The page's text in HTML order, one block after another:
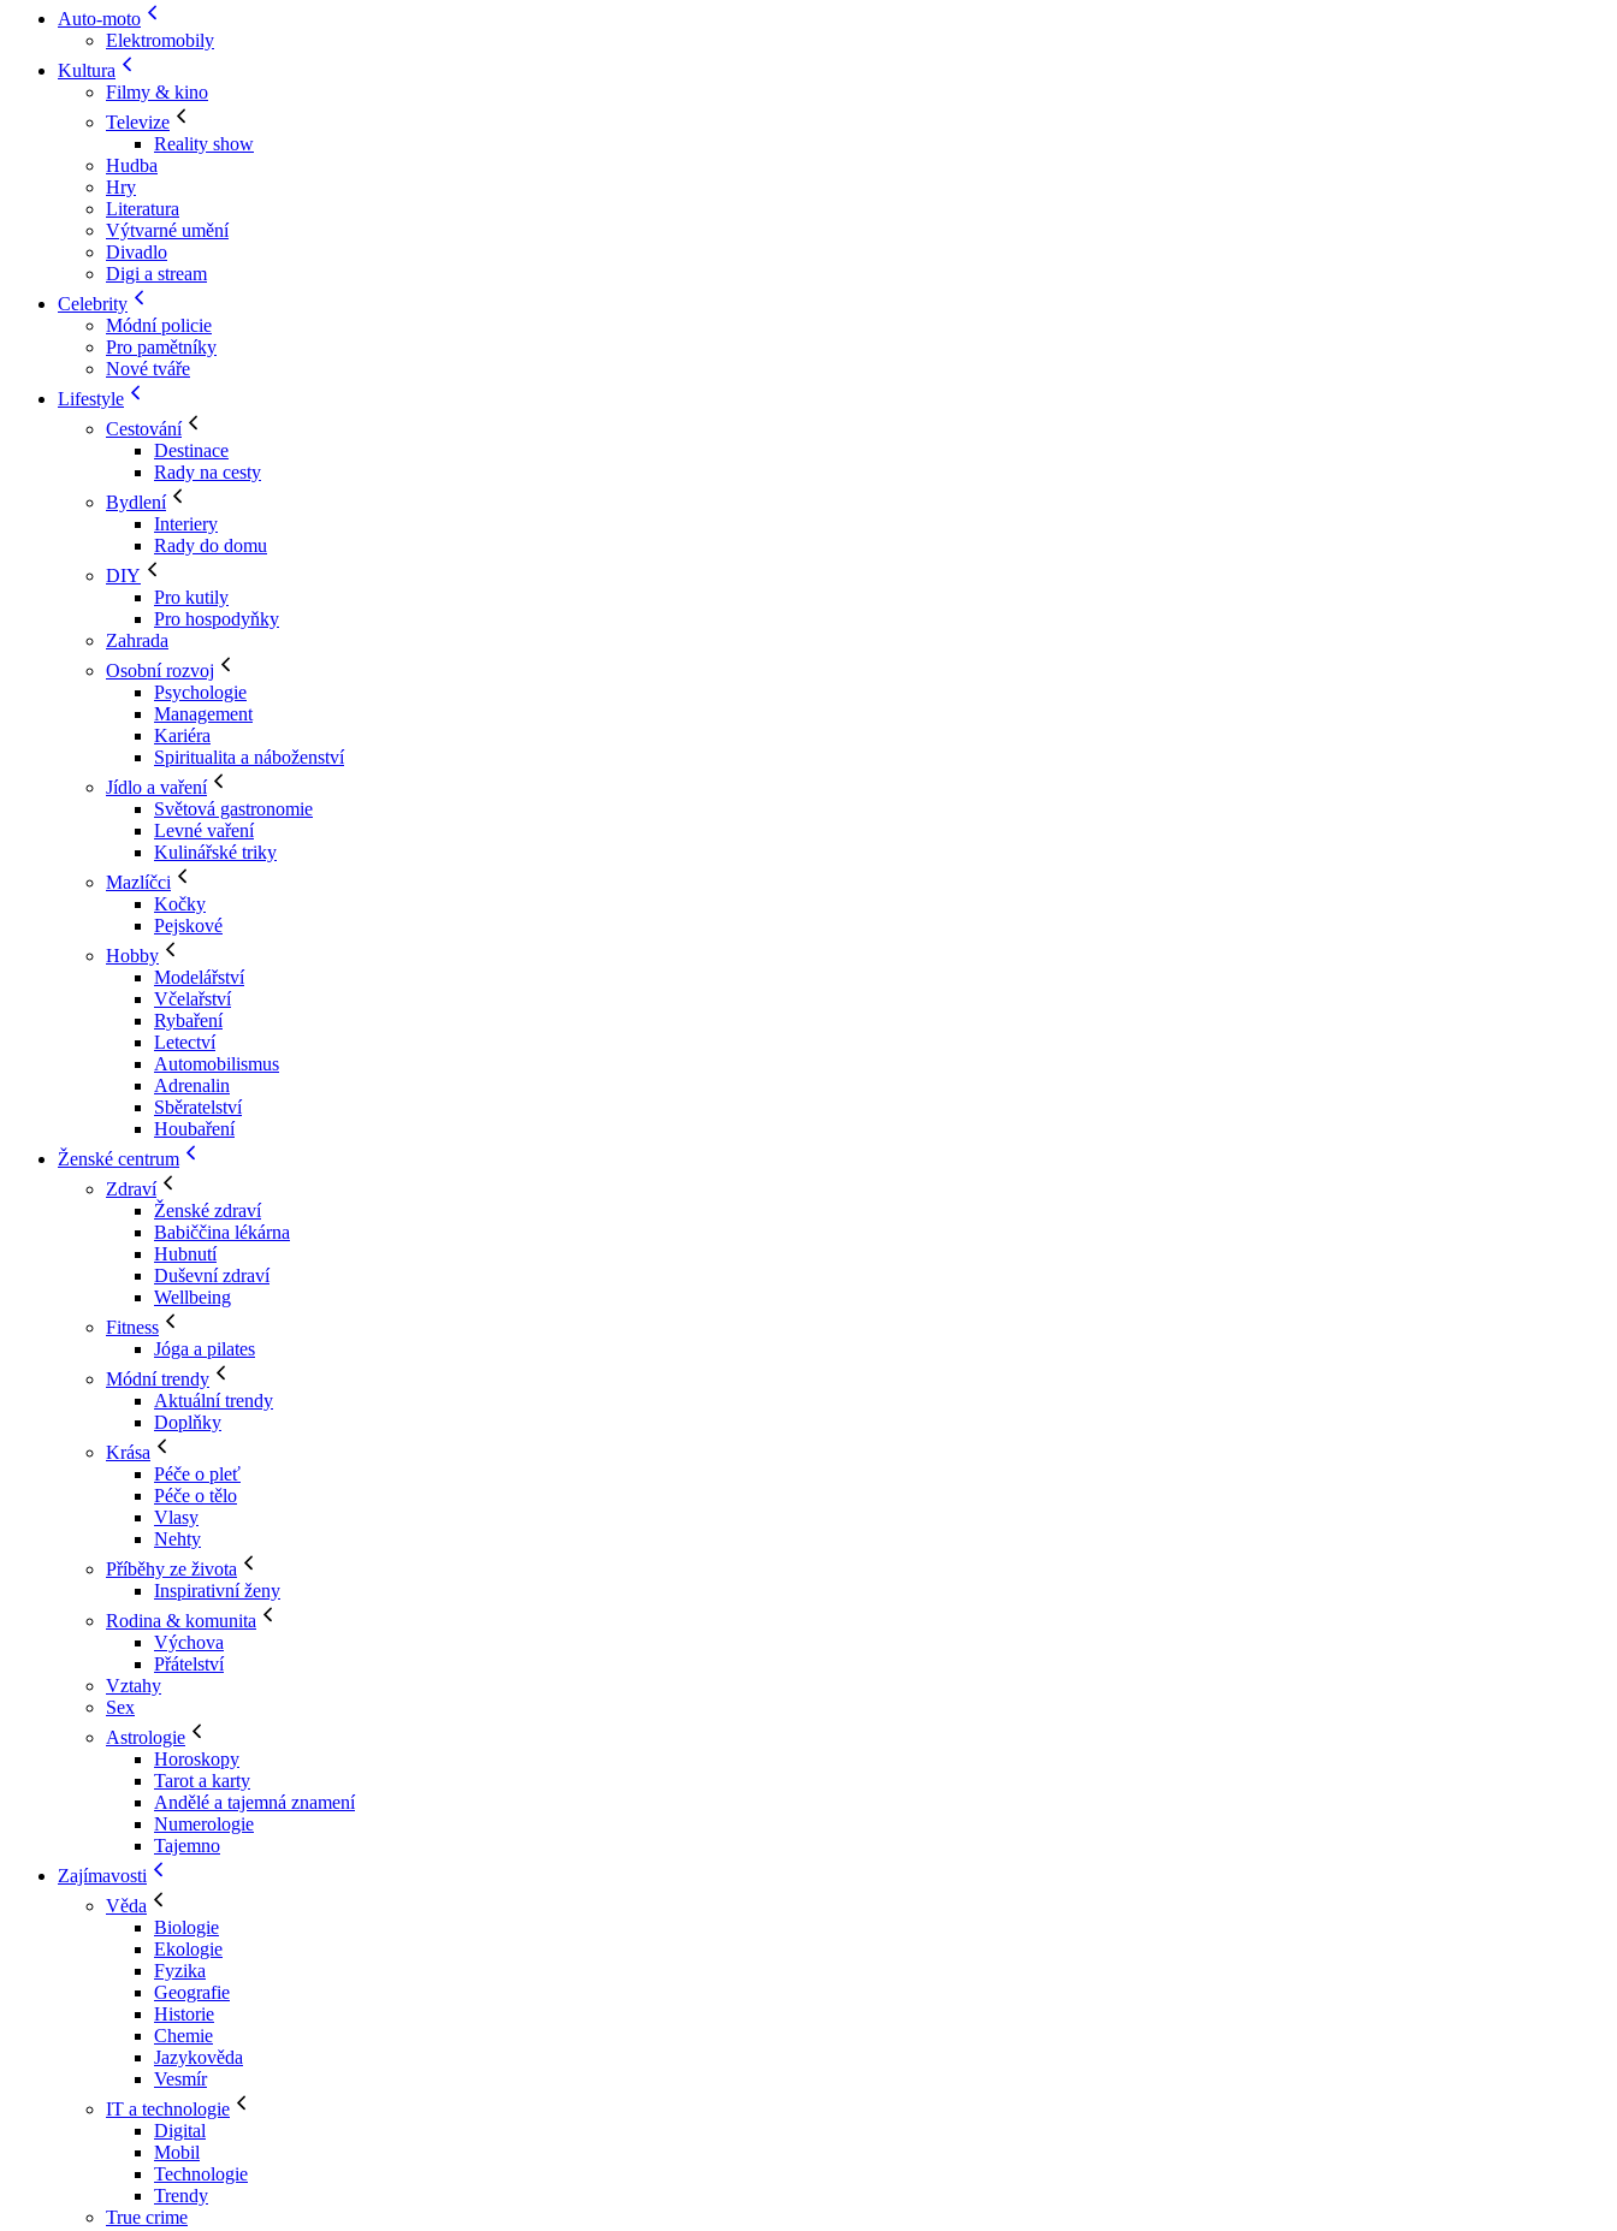
Auto-moto
Elektromobily
Kultura
Filmy & kino
Televize
Reality show
Hudba
Hry
Literatura
Výtvarné umění
Divadlo
Digi a stream
Celebrity
Módní policie
Pro pamětníky
Nové tváře
Lifestyle
Cestování
Destinace
Rady na cesty
Bydlení
Interiery
Rady do domu
DIY
Pro kutily
Pro hospodyňky
Zahrada
Osobní rozvoj
Psychologie
Management
Kariéra
Spiritualita a náboženství
Jídlo a vaření
Světová gastronomie
Levné vaření
Kulinářské triky
Mazlíčci
Kočky
Pejskové
Hobby
Modelářství
Včelařství
Rybaření
Letectví
Automobilismus
Adrenalin
Sběratelství
Houbaření
Ženské centrum
Zdraví
Ženské zdraví
Babiččina lékárna
Hubnutí
Duševní zdraví
Wellbeing
Fitness
Jóga a pilates
Módní trendy
Aktuální trendy
Doplňky
Krása
Péče o pleť
Péče o tělo
Vlasy
Nehty
Příběhy ze života
Inspirativní ženy
Rodina & komunita
Výchova
Přátelství
Vztahy
Sex
Astrologie
Horoskopy
Tarot a karty
Andělé a tajemná znamení
Numerologie
Tajemno
Zajímavosti
Věda
Biologie
Ekologie
Fyzika
Geografie
Historie
Chemie
Jazykověda
Vesmír
IT a technologie
Digital
Mobil
Technologie
Trendy
True crime